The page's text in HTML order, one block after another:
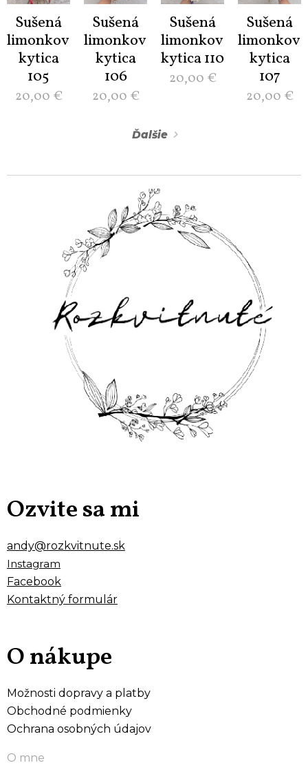
Sušená
limonková
kytica
105
20,00 €
Sušená
limonková
kytica
106
20,00 €
Sušená
limonková
kytica 110
20,00 €
Sušená
limonková
kytica
107
20,00 €
Ďalšie
Ozvite sa mi
andy@rozkvitnute.sk
Instagram
Facebook
Kontaktný formulár
O nákupe
Možnosti dopravy a platby
Obchodné podmienky
Ochrana osobných údajov
O mne